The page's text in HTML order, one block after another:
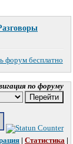
форум бесплатно
по форуму
| Статистика |